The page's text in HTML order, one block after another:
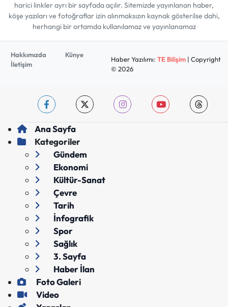
harici linkler ayrı bir sayfada açılır. Sitemizde yayınlanan haber,
köşe yazıları ve fotoğraflar izin alınmaksızın kaynak gösterilse dahi,
herhangi bir ortamda kullanılamaz ve yayınlanamaz
Hakkımızda
Künye
İletişim
Haber Yazılımı: TE Bilişim| Copyright
© 2026
Ana Sayfa
Kategoriler
Gündem
Ekonomi
Kültür-Sanat
Çevre
Tarih
İnfografik
Spor
Sağlık
3. Sayfa
Haber İlan
Foto Galeri
Video